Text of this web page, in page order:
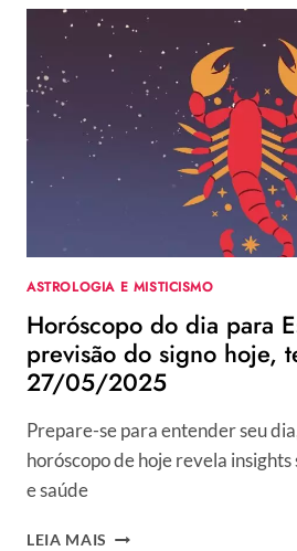
ASTROLOGIA E MISTICISMO
Horóscopo do dia para
previsão do signo hoje,
27/05/2025
Prepare-se para entender seu
horóscopo de hoje revela
e saúde
LEIA MAIS HORÓSCOPO